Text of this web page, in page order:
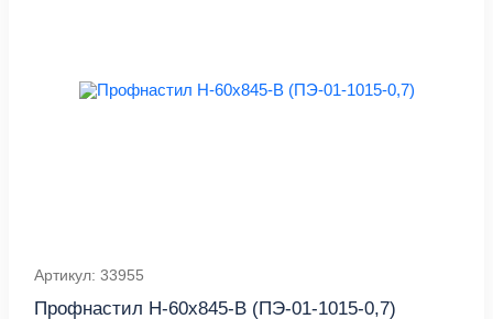
Артикул: 33955
Профнастил Н-60x845-B (ПЭ-01-1015-0,7)